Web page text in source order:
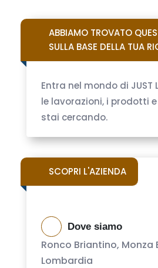
ABBIAMO TROVATO
SULLA BASE DELLA TUA
Entra nel mondo di JUST
le lavorazioni, i prodotti
stai cercando.
SCOPRI L'AZIENDA
Dove siamo
Ronco Briantino, Monza
Lombardia